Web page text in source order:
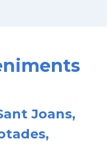
Joans,